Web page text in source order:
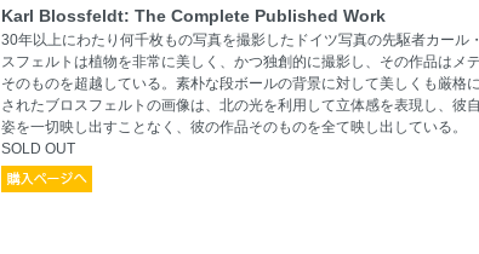
Karl Blossfeldt: The Complete Published Work
30年以上にわたり何千枚もの写真を撮影したドイツ写真の先駆者カール
スフェルトは植物を非常に美しく、かつ独創的に撮影し、その作品はメ
そのものを超越している。素朴な段ボールの背景に対して美しくも厳格
されたブロスフェルトの画像は、北の光を利用して立体感を表現し、彼
姿を一切映し出すことなく、彼の作品そのものを全て映し出している。
SOLD OUT